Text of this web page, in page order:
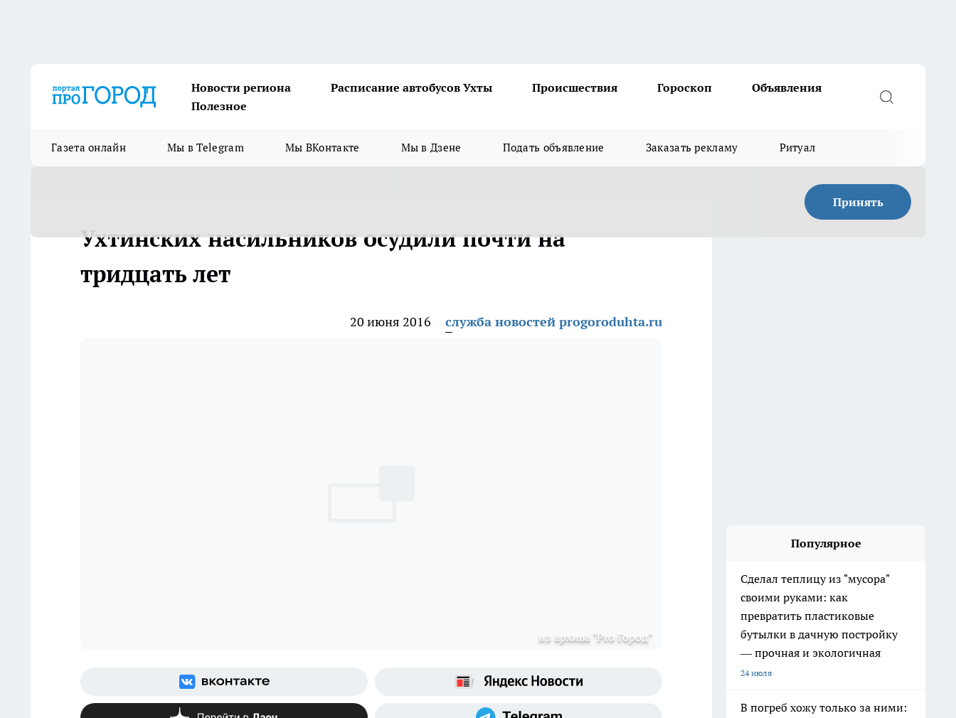
Новости региона Расписание автобусов Ухты Происшествия Гороскоп
Объявления
Полезное
Газета онлайн Мы в Telegram Мы ВКонтакте Мы в Дзене Подать объявление Заказать рекламу Ритуал
Принять
Ухтинских насильников осудили почти на
тридцать лет
20 июня 2016 служба новостей progoroduhta.ru
из архива "Pro Город"
Популярное
Сделал теплицу из "мусора"
своими руками: как
превратить пластиковые
бутылки в дачную постройку
— прочная и экологичная
24 июля
В погреб хожу только за ними: